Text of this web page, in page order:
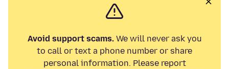
Avoid support scams.We will never ask you
to call or text a phone number or share
personal information. Please report